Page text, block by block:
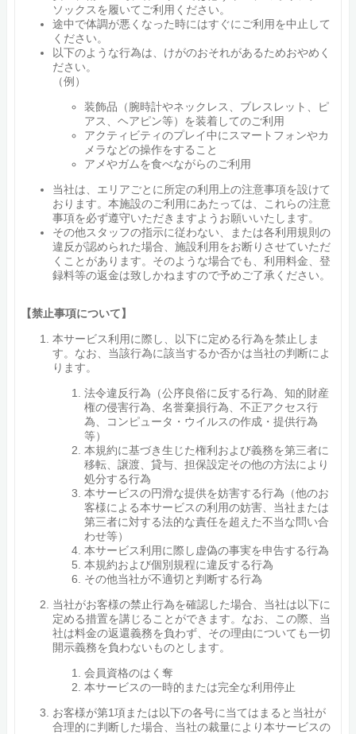
ソックスを履いてご利用ください。
途中で体調が悪くなった時にはすぐにご利用を中止して
ください。
以下のような行為は、けがのおそれがあるためおやめく
ださい。
（例）
装飾品（腕時計やネックレス、ブレスレット、ピ
アス、ヘアピン等）を装着してのご利用
アクティビティのプレイ中にスマートフォンやカ
メラなどの操作をすること
アメやガムを食べながらのご利用
当社は、エリアごとに所定の利用上の注意事項を設けて
おります。本施設のご利用にあたっては、これらの注意
事項を必ず遵守いただきますようお願いいたします。
その他スタッフの指示に従わない、または各利用規則の
違反が認められた場合、施設利用をお断りさせていただ
くことがあります。そのような場合でも、利用料金、登
録料等の返金は致しかねますので予めご了承ください。
【禁止事項について】
本サービス利用に際し、以下に定める行為を禁止しま
す。なお、当該行為に該当するか否かは当社の判断によ
ります。
法令違反行為（公序良俗に反する行為、知的財産
権の侵害行為、名誉棄損行為、不正アクセス行
為、コンピュータ・ウイルスの作成・提供行為
等）
本規約に基づき生じた権利および義務を第三者に
移転、譲渡、貸与、担保設定その他の方法により
処分する行為
本サービスの円滑な提供を妨害する行為（他のお
客様による本サービスの利用の妨害、当社または
第三者に対する法的な責任を超えた不当な問い合
わせ等）
本サービス利用に際し虚偽の事実を申告する行為
本規約および個別規程に違反する行為
その他当社が不適切と判断する行為
当社がお客様の禁止行為を確認した場合、当社は以下に
定める措置を講じることができます。なお、この際、当
社は料金の返還義務を負わず、その理由についても一切
開示義務を負わないものとします。
会員資格のはく奪
本サービスの一時的または完全な利用停止
お客様が第1項または以下の各号に当てはまると当社が
合理的に判断した場合、当社の裁量により本サービスの